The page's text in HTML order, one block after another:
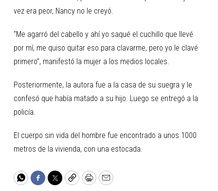
vez era peor, Nancy no le creyó.
“Me agarró del cabello y ahí yo saqué el cuchillo que llevé
por mí, me quiso quitar eso para clavarme, pero yo le clavé
primero”, manifestó la mujer a los medios locales.
Posteriormente, la autora fue a la casa de su suegra y le
confesó que había matado a su hijo. Luego se entregó a la
policía.
El cuerpo sin vida del hombre fue encontrado a unos 1000
metros de la vivienda, con una estocada.
WhatsApp
Facebook
TwitterCopyPrintEmail